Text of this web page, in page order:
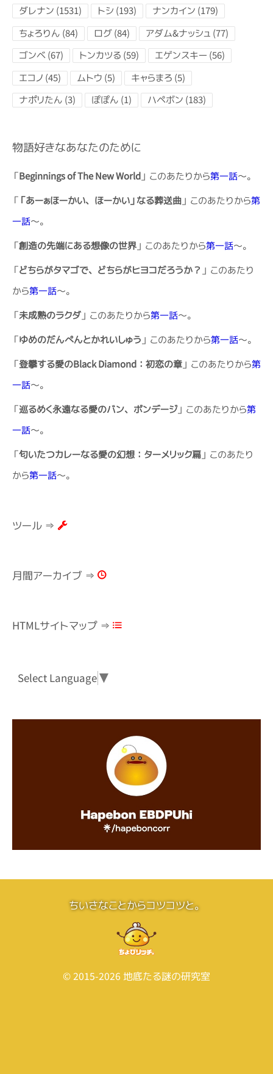
ダレナン (1531) トシ (193)
ナンカイン (179)
ちょろりん (84)
ログ (84)
アダム&ナッシュ (77)
ゴンベ (67)
トンカツる (59)
エゲンスキー (56)
エコノ (45)
ムトウ (5)
キャらまろ (5)
ナポリたん (3)
ぽぽん (1) ハペボン (183)
物語好きなあなたのために
「Beginnings of The New World」 このあたりから第一話～。
「 「あーぁほーかい、ほーかい」なる葬送曲」 このあたりから第
一話～。
「創造の先端にある想像の世界」 このあたりから第一話～。
「どちらがタマゴで、どちらがヒヨコだろうか？」 このあたり
から第一話～。
「未成熟のラクダ」 このあたりから第一話～。
「ゆめのだんぺんとかれいしゅう」 このあたりから第一話～。
「登攀する愛のBlack Diamond：初恋の章」 このあたりから第
一話～。
「巡るめく永遠なる愛のバン、ボンデージ」 このあたりから第
一話～。
「匂いたつカレーなる愛の幻想：ターメリック扁」 このあたり
から第一話～。
ツール ⇒
月間アーカイブ ⇒
HTMLサイトマップ ⇒
Select Language▼
ちいさなことからコツコツと。
© 2015-2026 地底たる謎の研究室